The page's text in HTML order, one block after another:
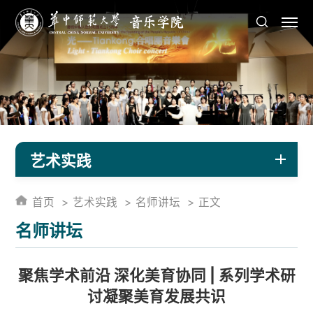
艺术实践
名师讲坛
首页 艺术实践 名师讲坛 正文
聚焦学术前沿 深化美育协同 | 系列学术研
讨凝聚美育发展共识